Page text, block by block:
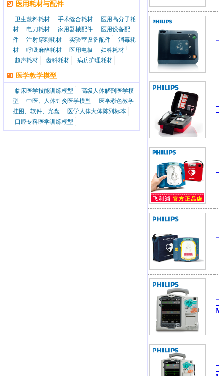
医用耗材与配件
卫生敷料耗材 手术缝合耗材
医用高分子耗
材
电刀耗材 家用器械配件
医用设备配
件
注射穿刺耗材 实验室设备配件
消毒耗
材
呼吸麻醉耗材 医用电极
妇科耗材
超声耗材
齿科耗材 病房护理耗材
医学教学模型
临床医学技能训练模型
高级人体解剖医学模
型
中医、人体针灸医学模型
医学彩色教学
挂图、软件、光盘
医学人体大体陈列标本
口腔专科医学训练模型